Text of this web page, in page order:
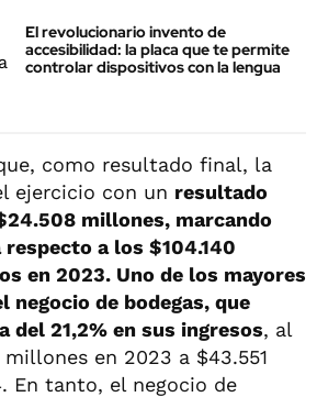
El revolucionario invento de
accesibilidad: la placa que te permite
controlar dispositivos con la lengua
como resultado final, la
ejercicio con un resultado
millones, marcando
a los $104.140
en 2023. Uno de los mayores
negocio de bodegas, que
del 21,2% en sus ingresos, al
en 2023 a $43.551
En tanto, el negocio de